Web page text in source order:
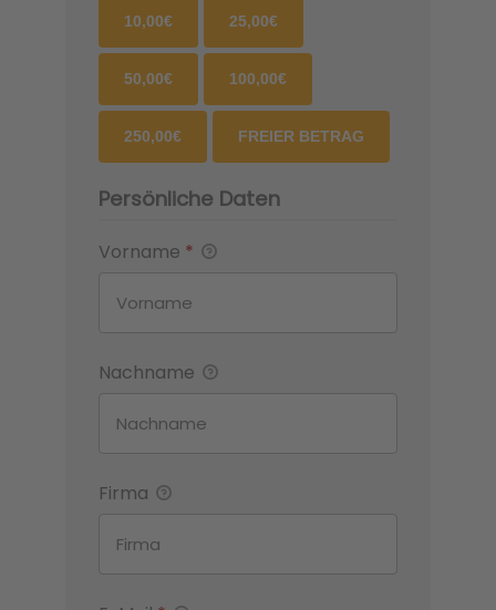
10,00€ 25,00€
50,00€ 100,00€
250,00€ FREIER BETRAG
Persönliche Daten
Vorname *
Nachname
Firma